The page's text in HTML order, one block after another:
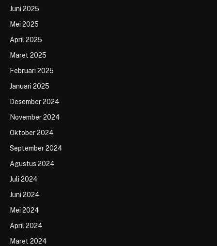
Juni 2025
Mei 2025
April 2025
Maret 2025
Februari 2025
Januari 2025
Desember 2024
November 2024
Oktober 2024
September 2024
Agustus 2024
Juli 2024
Juni 2024
Mei 2024
April 2024
Maret 2024